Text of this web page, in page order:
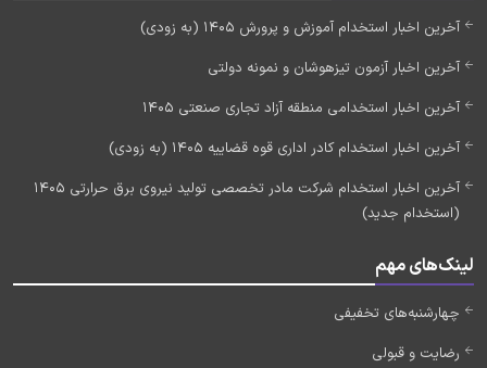
آخرین اخبار استخدام آموزش و پرورش 1405 (به زودی)
آخرین اخبار آزمون تیزهوشان و نمونه دولتی
آخرین اخبار استخدامی منطقه آزاد تجاری صنعتی 1405
آخرین اخبار استخدام کادر اداری قوه قضاییه 1405 (به زودی)
آخرین اخبار استخدام شرکت مادر تخصصی تولید نیروی برق حرارتی 1405
(استخدام جدید)
لینک‌های مهم
چهارشنبه‌های تخفیفی
رضایت و قبولی